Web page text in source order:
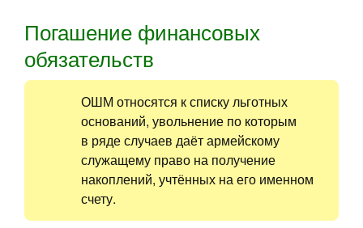
Погашение финансовых
обязательств
ОШМ относятся к списку льготных
оснований, увольнение по которым
в ряде случаев даёт армейскому
служащему право на получение
накоплений, учтённых на его именном
счету.